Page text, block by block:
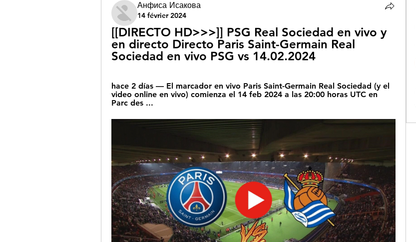
Анфиса Исакова
14 février 2024
[[DIRECTO HD>>>]] PSG Real Sociedad en vivo y
en directo Directo Paris Saint-Germain Real
Sociedad en vivo PSG vs 14.02.2024
hace 2 días — El marcador en vivo Paris Saint-Germain Real Sociedad (y el
video online en vivo) comienza el 14 feb 2024 a las 20:00 horas UTC en
Parc des ...